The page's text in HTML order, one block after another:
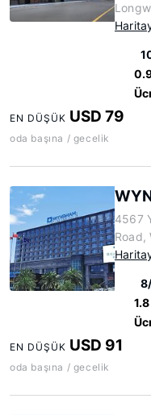
EN DÜŞÜK USD 79
oda başına / gecelik
4567
Road,
EN DÜŞÜK USD 91
oda başına / gecelik